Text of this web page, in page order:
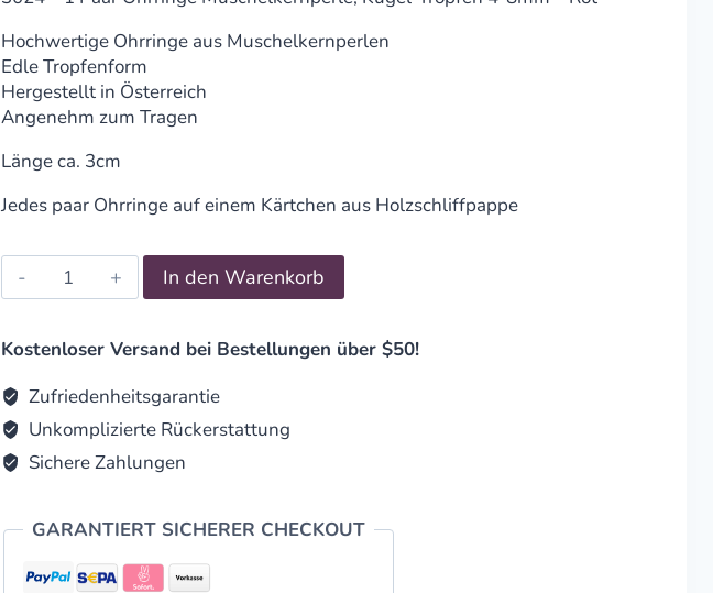
Hochwertige Ohrringe aus Muschelkernperlen
Edle Tropfenform
Hergestellt in Österreich
Angenehm zum Tragen
Länge ca. 3cm
Jedes paar Ohrringe auf einem Kärtchen aus Holzschliffpappe
Ohrringe
Muschelkernperle
quantity
In den Warenkorb
Kostenloser Versand bei Bestellungen über $50!
Zufriedenheitsgarantie
Unkomplizierte Rückerstattung
Sichere Zahlungen
GARANTIERT SICHERER CHECKOUT